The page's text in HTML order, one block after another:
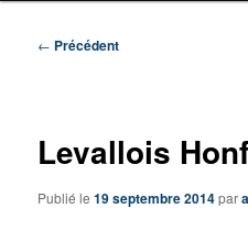
Navigation
← Précédent
Levallois
Publié le19 septembre 2014par